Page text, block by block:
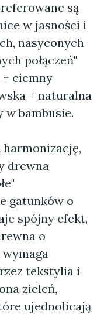
są
w jasności i
nasyconych
połączeń"
+ ciemny
+ naturalna
w bambusie.
harmonizację,
drewna
gatunków o
spójny efekt,
o
tekstylia i
zieleń,
ujednolicają